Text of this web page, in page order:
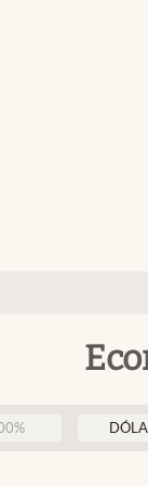
DÓLAR BLUE